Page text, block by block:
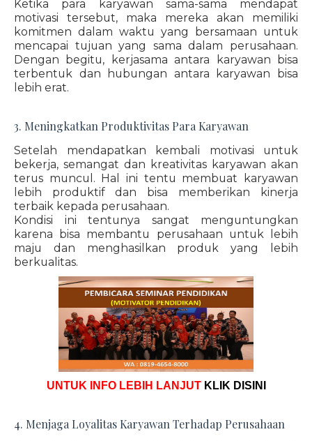
Ketika para karyawan sama-sama mendapat
motivasi tersebut, maka mereka akan memiliki
komitmen dalam waktu yang bersamaan untuk
mencapai tujuan yang sama dalam perusahaan.
Dengan begitu, kerjasama antara karyawan bisa
terbentuk dan hubungan antara karyawan bisa
lebih erat.
3. Meningkatkan Produktivitas Para Karyawan
Setelah mendapatkan kembali motivasi untuk
bekerja, semangat dan kreativitas karyawan akan
terus muncul. Hal ini tentu membuat karyawan
lebih produktif dan bisa memberikan kinerja
terbaik kepada perusahaan.
Kondisi ini tentunya sangat menguntungkan
karena bisa membantu perusahaan untuk lebih
maju dan menghasilkan produk yang lebih
berkualitas.
UNTUK INFO LEBIH LANJUT KLIK DISINI
4. Menjaga Loyalitas Karyawan Terhadap Perusahaan